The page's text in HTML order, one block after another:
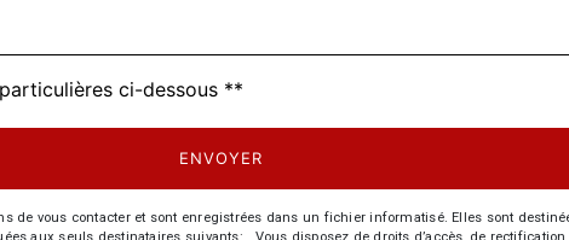
ci-dessous **
ENVOYER
vous contacter et sont enregistrées dans un fichier informatisé. Elles sont